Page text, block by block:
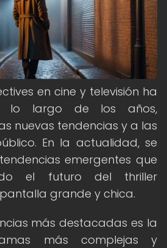
en cine y televisión ha
lo largo de los años,
nuevas tendencias y a las
En la actualidad, se
emergentes que
el futuro del thriller
grande y chica.
más destacadas es la
más complejas y